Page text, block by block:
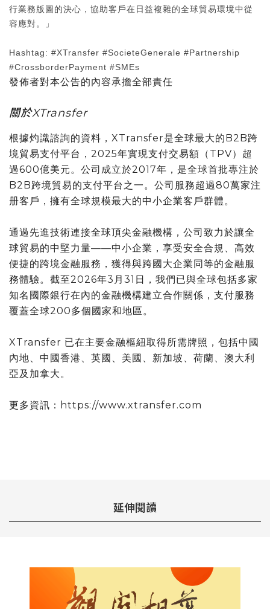
行業務版圖的決心，協助客戶在日益複雜的全球貿易環境中從
容應對。」
Hashtag: #XTransfer #SocieteGenerale #Partnership
#CrossborderPayment #SMEs
發佈者對本公告的內容承擔全部責任
關於XTransfer
根據灼識諮詢的資料，XTransfer是全球最大的B2B跨
境貿易支付平台，2025年實現支付交易額（TPV）超
過600億美元。公司成立於2017年，是全球首批專注於
B2B跨境貿易的支付平台之一。公司服務超過80萬家注
册客戶，擁有全球規模最大的中小企業客戶群體。
通過先進技術連接全球頂尖金融機構，公司致力於讓全
球貿易的中堅力量——中小企業，享受安全合規、高效
便捷的跨境金融服務，獲得與跨國大企業同等的金融服
務體驗。截至2026年3月31日，我們已與全球包括多家
知名國際銀行在內的金融機構建立合作關係，支付服務
覆蓋全球200多個國家和地區。
XTransfer 已在主要金融樞紐取得所需牌照，包括中國
內地、中國香港、英國、美國、新加坡、荷蘭、澳大利
亞及加拿大。
更多資訊：https://www.xtransfer.com
延伸閱讀